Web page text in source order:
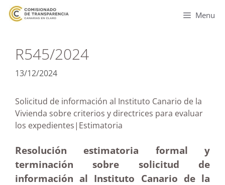
Menu
R545/2024
13/12/2024
Solicitud de información al Instituto Canario de la
Vivienda sobre criterios y directrices para evaluar
los expedientes|Estimatoria
Resolución estimatoria formal y
terminación sobre solicitud de
información al Instituto Canario de la